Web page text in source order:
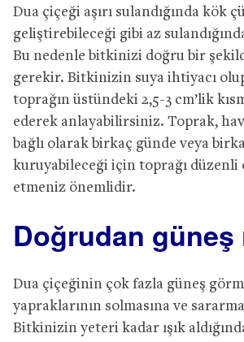
Dua çiçeği aşırı sulandığında kök
geliştirebileceği gibi az
Bu nedenle bitkinizi doğru bir
gerekir. Bitkinizin suya ihtiyacı olup
toprağın üstündeki 2,5-3 cm’lik
ederek anlayabilirsiniz. Toprak,
bağlı olarak birkaç günde veya
kuruyabileceği için toprağı
etmeniz önemlidir.
Doğrudan güneş
Dua çiçeğinin çok fazla güneş
yapraklarının solmasına ve
Bitkinizin yeteri kadar ışık